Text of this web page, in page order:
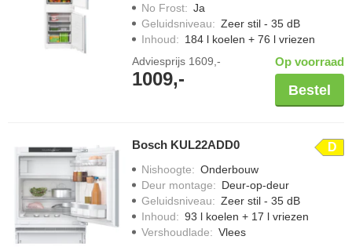
No Frost: Ja
Geluidsniveau: Zeer stil - 35 dB
Inhoud: 184 l koelen + 76 l vriezen
Adviesprijs 1609,-
1009,-
Op voorraad
Bestel
Bosch KUL22ADD0 D
Nishoogte: Onderbouw
Deur montage: Deur-op-deur
Geluidsniveau: Zeer stil - 35 dB
Inhoud: 93 l koelen + 17 l vriezen
Vershoudlade: Vlees